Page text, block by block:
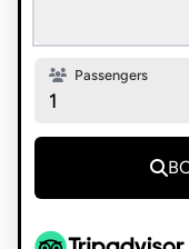
Passengers
1